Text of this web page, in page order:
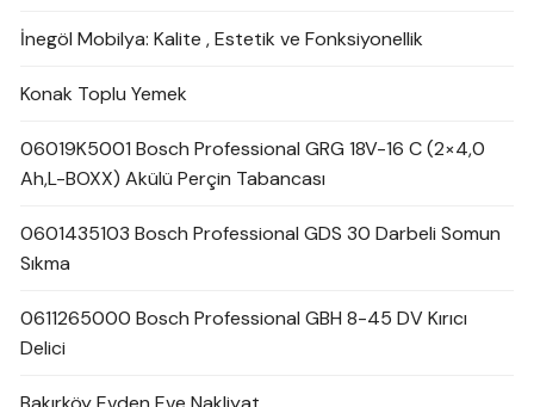
İnegöl Mobilya: Kalite , Estetik ve Fonksiyonellik
Konak Toplu Yemek
06019K5001 Bosch Professional GRG 18V-16 C (2×4,0
Ah,L-BOXX) Akülü Perçin Tabancası
0601435103 Bosch Professional GDS 30 Darbeli Somun
Sıkma
0611265000 Bosch Professional GBH 8-45 DV Kırıcı
Delici